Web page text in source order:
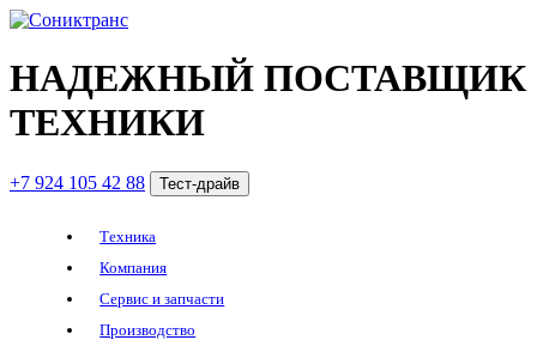
НАДЕЖНЫЙ ПОСТАВЩИК
ТЕХНИКИ
+7 924 105 42 88 Тест-драйв
Техника
Компания
Сервис и запчасти
Производство